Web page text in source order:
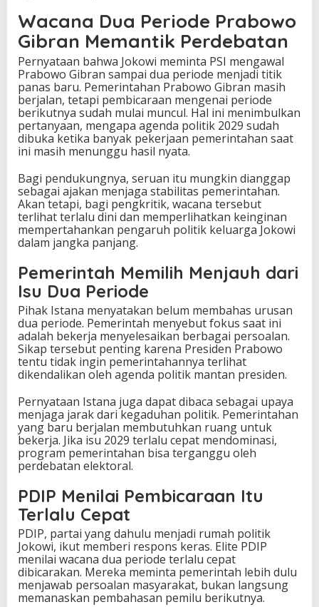
Wacana Dua Periode Prabowo
Gibran Memantik Perdebatan
Pernyataan bahwa Jokowi meminta PSI mengawal
Prabowo Gibran sampai dua periode menjadi titik
panas baru. Pemerintahan Prabowo Gibran masih
berjalan, tetapi pembicaraan mengenai periode
berikutnya sudah mulai muncul. Hal ini menimbulkan
pertanyaan, mengapa agenda politik 2029 sudah
dibuka ketika banyak pekerjaan pemerintahan saat
ini masih menunggu hasil nyata.
Bagi pendukungnya, seruan itu mungkin dianggap
sebagai ajakan menjaga stabilitas pemerintahan.
Akan tetapi, bagi pengkritik, wacana tersebut
terlihat terlalu dini dan memperlihatkan keinginan
mempertahankan pengaruh politik keluarga Jokowi
dalam jangka panjang.
Pemerintah Memilih Menjauh dari
Isu Dua Periode
Pihak Istana menyatakan belum membahas urusan
dua periode. Pemerintah menyebut fokus saat ini
adalah bekerja menyelesaikan berbagai persoalan.
Sikap tersebut penting karena Presiden Prabowo
tentu tidak ingin pemerintahannya terlihat
dikendalikan oleh agenda politik mantan presiden.
Pernyataan Istana juga dapat dibaca sebagai upaya
menjaga jarak dari kegaduhan politik. Pemerintahan
yang baru berjalan membutuhkan ruang untuk
bekerja. Jika isu 2029 terlalu cepat mendominasi,
program pemerintahan bisa terganggu oleh
perdebatan elektoral.
PDIP Menilai Pembicaraan Itu
Terlalu Cepat
PDIP, partai yang dahulu menjadi rumah politik
Jokowi, ikut memberi respons keras. Elite PDIP
menilai wacana dua periode terlalu cepat
dibicarakan. Mereka meminta pemerintah lebih dulu
menjawab persoalan masyarakat, bukan langsung
memanaskan pembahasan pemilu berikutnya.